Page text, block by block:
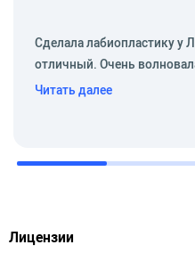
- Более 25 лет
(Родильный дом
гинекологическом
и перинатологии
«Медицина»
Сделала лабиопластику у
отличный. Очень
Читать далее
Лицензии